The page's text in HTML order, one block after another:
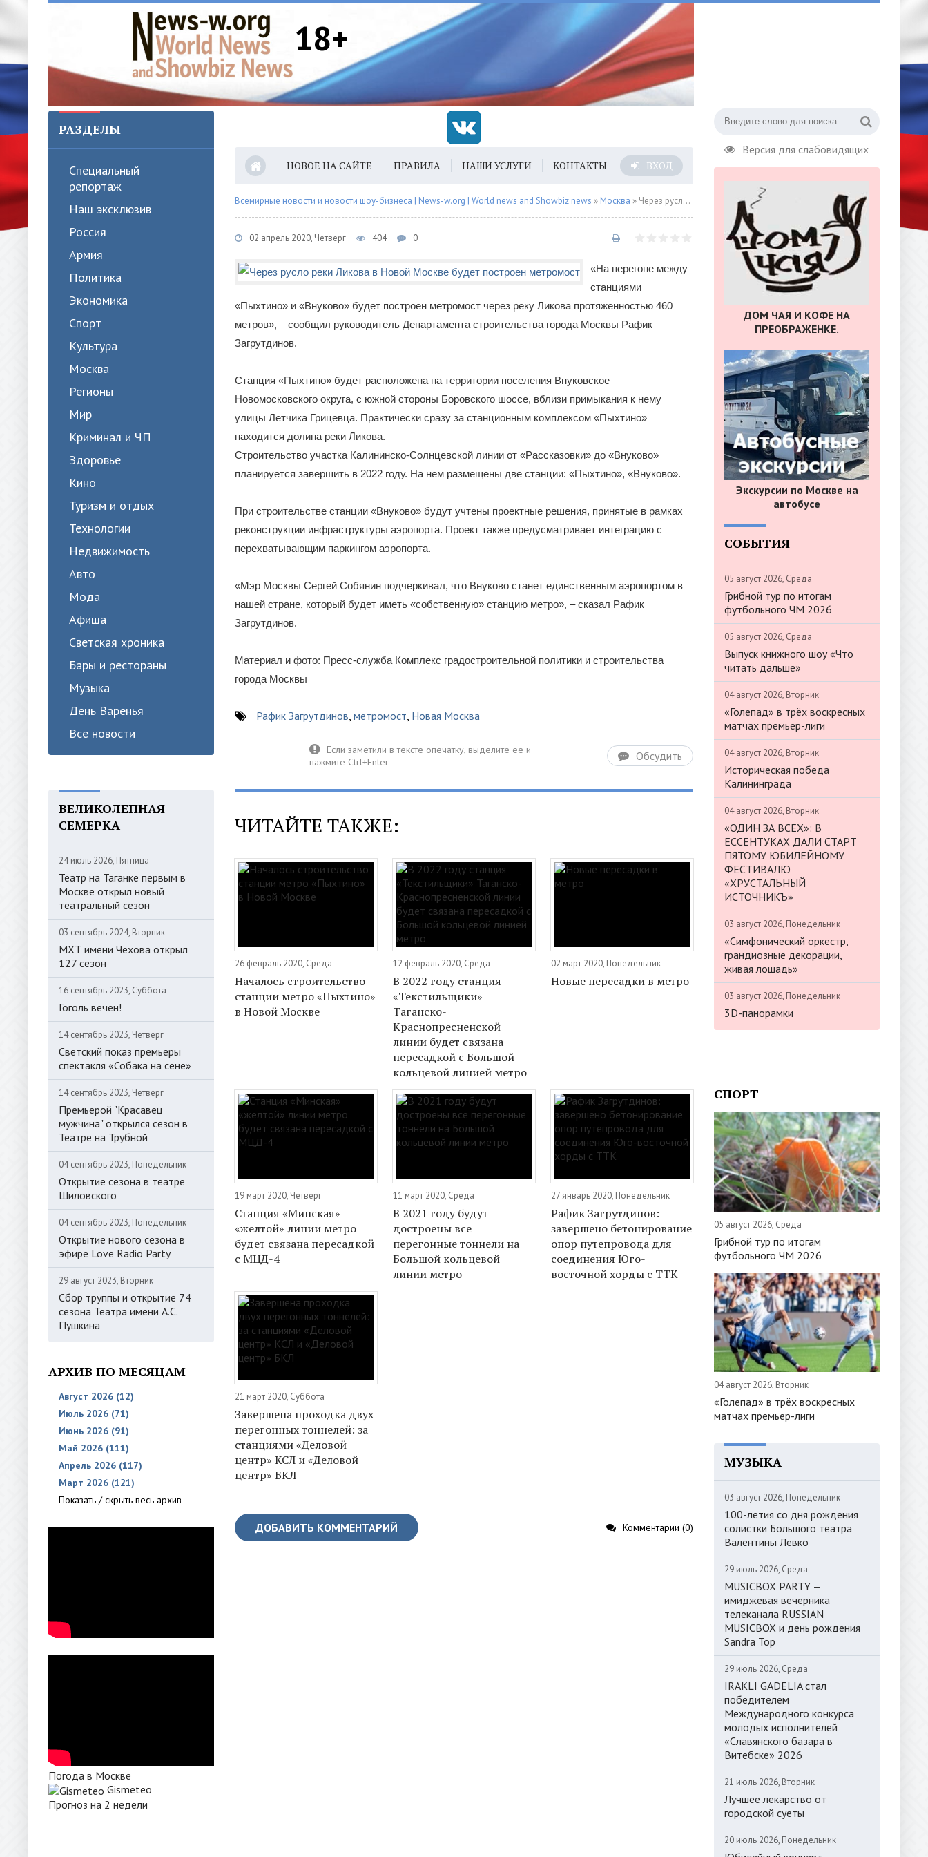
18+
Версия для слабовидящих
РАЗДЕЛЫ
Специальный
репортаж
Наш эксклюзив
Россия
Армия
Политика
Экономика
Спорт
Культура
Москва
Регионы
Мир
Криминал и ЧП
Здоровье
Кино
Туризм и отдых
Технологии
Недвижимость
Авто
Мода
Афиша
Светская хроника
Бары и рестораны
Музыка
День Варенья
Все новости
ВЕЛИКОЛЕПНАЯ
СЕМЕРКА
24 июль 2026, Пятница
Театр на Таганке первым в
Москве открыл новый
театральный сезон
03 сентябрь 2024, Вторник
МХТ имени Чехова открыл
127 сезон
16 сентябрь 2023, Суббота
Гоголь вечен!
14 сентябрь 2023, Четверг
Светский показ премьеры
спектакля «Собака на сене»
14 сентябрь 2023, Четверг
Премьерой "Красавец
мужчина" открылся сезон в
Театре на Трубной
04 сентябрь 2023, Понедельник
Открытие сезона в театре
Шиловского
04 сентябрь 2023, Понедельник
Открытие нового сезона в
эфире Love Radio Party
29 август 2023, Вторник
Сбор труппы и открытие 74
сезона Театра имени А.С.
Пушкина
АРХИВ ПО МЕСЯЦАМ
Август 2026 (12)
Июль 2026 (71)
Июнь 2026 (91)
Май 2026 (111)
Апрель 2026 (117)
Март 2026 (121)
Показать / скрыть весь архив
Погода в Москве
Gismeteo
Прогноз на 2 недели
НОВОЕ НА САЙТЕ ПРАВИЛА НАШИ УСЛУГИ КОНТАКТЫ ВХОД
Всемирные новости и новости шоу-бизнеса | News-w.org | World news and Showbiz news » Москва » Через русло реки Ликова в Новой Москве будет построен метромост
02 апрель 2020, Четверг 404 0
«На перегоне между
станциями
«Пыхтино» и «Внуково» будет построен метромост через реку Ликова протяженностью 460
метров», – сообщил руководитель Департамента строительства города Москвы Рафик
Загрутдинов.
Станция «Пыхтино» будет расположена на территории поселения Внуковское
Новомосковского округа, с южной стороны Боровского шоссе, вблизи примыкания к нему
улицы Летчика Грицевца. Практически сразу за станционным комплексом «Пыхтино»
находится долина реки Ликова.
Строительство участка Калининско-Солнцевской линии от «Рассказовки» до «Внуково»
планируется завершить в 2022 году. На нем размещены две станции: «Пыхтино», «Внуково».
При строительстве станции «Внуково» будут учтены проектные решения, принятые в рамках
реконструкции инфраструктуры аэропорта. Проект также предусматривает интеграцию с
перехватывающим паркингом аэропорта.
«Мэр Москвы Сергей Собянин подчеркивал, что Внуково станет единственным аэропортом в
нашей стране, который будет иметь «собственную» станцию метро», – сказал Рафик
Загрутдинов.
Материал и фото: Пресс-служба Комплекс градостроительной политики и строительства
города Москвы
Рафик Загрутдинов, метромост, Новая Москва
Обсудить
ЧИТАЙТЕ ТАКЖЕ:
26 февраль 2020, Среда
Началось строительство
станции метро «Пыхтино»
в Новой Москве
12 февраль 2020, Среда
В 2022 году станция
«Текстильщики»
Таганско-
Краснопресненской
линии будет связана
пересадкой с Большой
кольцевой линией метро
02 март 2020, Понедельник
Новые пересадки в метро
19 март 2020, Четверг
Станция «Минская»
«желтой» линии метро
будет связана пересадкой
с МЦД-4
11 март 2020, Среда
В 2021 году будут
достроены все
перегонные тоннели на
Большой кольцевой
линии метро
27 январь 2020, Понедельник
Рафик Загрутдинов:
завершено бетонирование
опор путепровода для
соединения Юго-
восточной хорды с ТТК
21 март 2020, Суббота
Завершена проходка двух
перегонных тоннелей: за
станциями «Деловой
центр» КСЛ и «Деловой
центр» БКЛ
ДОБАВИТЬ КОММЕНТАРИЙ Комментарии (0)
ДОМ ЧАЯ И КОФЕ НА
ПРЕОБРАЖЕНКЕ.
Экскурсии по Москве на
автобусе
СОБЫТИЯ
05 август 2026, Среда
Грибной тур по итогам
футбольного ЧМ 2026
05 август 2026, Среда
Выпуск книжного шоу «Что
читать дальше»
04 август 2026, Вторник
«Голепад» в трёх воскресных
матчах премьер-лиги
04 август 2026, Вторник
Историческая победа
Калининграда
04 август 2026, Вторник
«ОДИН ЗА ВСЕХ»: В
ЕССЕНТУКАХ ДАЛИ СТАРТ
ПЯТОМУ ЮБИЛЕЙНОМУ
ФЕСТИВАЛЮ
«ХРУСТАЛЬНЫЙ
ИСТОЧНИКЪ»
03 август 2026, Понедельник
«Симфонический оркестр,
грандиозные декорации,
живая лошадь»
03 август 2026, Понедельник
3D-панорамки
СПОРТ
05 август 2026, Среда
Грибной тур по итогам
футбольного ЧМ 2026
04 август 2026, Вторник
«Голепад» в трёх воскресных
матчах премьер-лиги
МУЗЫКА
03 август 2026, Понедельник
100-летия со дня рождения
солистки Большого театра
Валентины Левко
29 июль 2026, Среда
MUSICBOX PARTY —
имиджевая вечерника
телеканала RUSSIAN
MUSICBOX и день рождения
Sandra Top
29 июль 2026, Среда
IRAKLI GADELIA стал
победителем
Международного конкурса
молодых исполнителей
«Славянского базара в
Витебске» 2026
21 июль 2026, Вторник
Лучшее лекарство от
городской суеты
20 июль 2026, Понедельник